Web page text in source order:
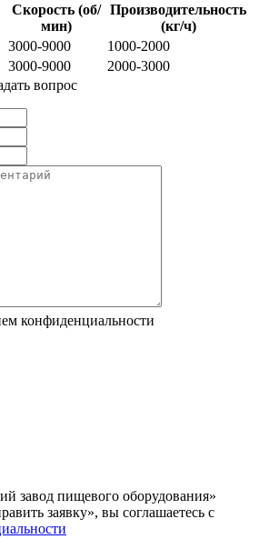
Скорость (об/
мин)
Производительность
(кг/ч)
3000-9000
1000-2000
3000-9000
2000-3000
вопрос
конфиденциальности
завод пищевого оборудования»
заявку», вы соглашаетесь с